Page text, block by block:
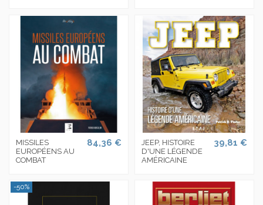
MISSILES
EUROPÉENS AU
COMBAT
84,36 €
JEEP, HISTOIRE
D'UNE LÉGENDE
AMÉRICAINE
39,81 €
-50%